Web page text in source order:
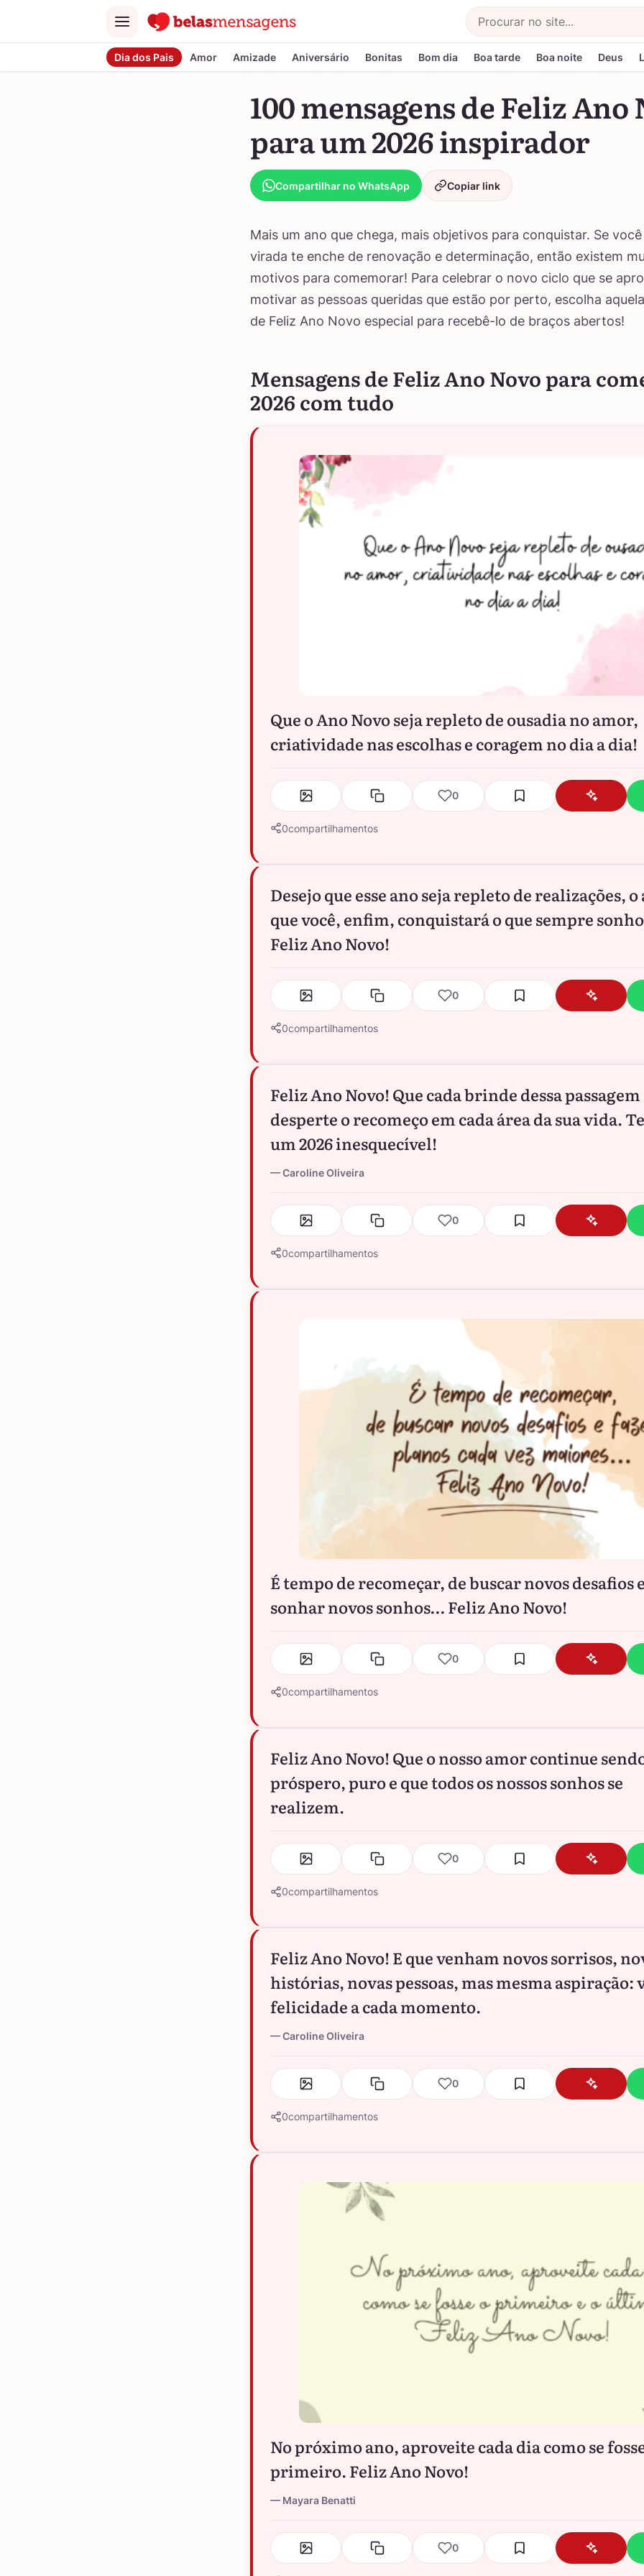
Menu
Buscar
Dia dos Pais Amor Amizade Aniversário Bonitas Bom dia Boa tarde Boa noite Deus
100 mensagens de Feliz Ano
para um 2026 inspirador
Compartilhar no WhatsApp Copiar link
Mais um ano que chega, mais objetivos para conquistar. Se
virada te enche de renovação e determinação, então existem
motivos para comemorar! Para celebrar o novo ciclo que se
motivar as pessoas queridas que estão por perto, escolha
de Feliz Ano Novo especial para recebê-lo de braços abertos!
Mensagens de Feliz Ano Novo para
2026 com tudo
Que o Ano Novo seja repleto de ousadia no amor,
criatividade nas escolhas e coragem no dia a dia!
0
0compartilhamentos
Desejo que esse ano seja repleto de realizações, o
que você, enfim, conquistará o que sempre
Feliz Ano Novo!
0
0compartilhamentos
Feliz Ano Novo! Que cada brinde dessa
desperte o recomeço em cada área da sua vida.
um 2026 inesquecível!
Caroline Oliveira
0
0compartilhamentos
É tempo de recomeçar, de buscar novos desafios
sonhar novos sonhos… Feliz Ano Novo!
0
0compartilhamentos
Feliz Ano Novo! Que o nosso amor continue
próspero, puro e que todos os nossos sonhos se
realizem.
0
0compartilhamentos
Feliz Ano Novo! E que venham novos sorrisos,
histórias, novas pessoas, mas mesma aspiração:
felicidade a cada momento.
Caroline Oliveira
0
0compartilhamentos
No próximo ano, aproveite cada dia como se
primeiro. Feliz Ano Novo!
Mayara Benatti
0